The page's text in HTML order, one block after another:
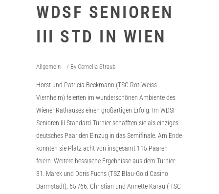
WDSF SENIOREN
III STD IN WIEN
Allgemein By Cornelia Straub
Horst und Patricia Beckmann (TSC Rot-Weiss
Viernheim) feierten im wunderschönen Ambiente des
Wiener Rathauses einen großartigen Erfolg. Im WDSF
Senioren III Standard-Turnier schafften sie als einziges
deutsches Paar den Einzug in das Semifinale. Am Ende
konnten sie Platz acht von insgesamt 115 Paaren
feiern. Weitere hessische Ergebnisse aus dem Turnier:
31. Marek und Doris Fuchs (TSZ Blau-Gold Casino
Darmstadt), 65./66. Christian und Annette Karau ( TSC